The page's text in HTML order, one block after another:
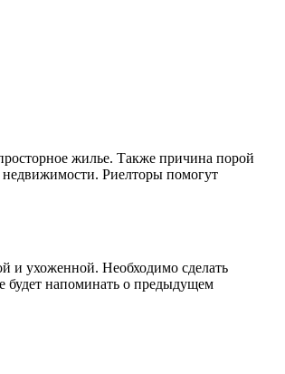
жилье. Также причина порой
недвижимости. Риелторы помогут
и ухоженной. Необходимо сделать
будет напоминать о предыдущем